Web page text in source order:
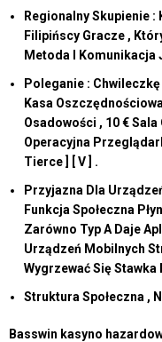
Regionalny Skupienie :
Filipińscy Gracze ,
Metoda I Komunikacja
Poleganie :
Kasa
Osadowości , 10 €
Operacyjna
Tierce ] [ V ] .
Przyjazna Dla
Funkcja Społeczna
Zarówno Typ A Daje
Urządzeń Mobilnych
Wygrzewać Się Stawka
Struktura Społeczna ,
Basswin kasyno